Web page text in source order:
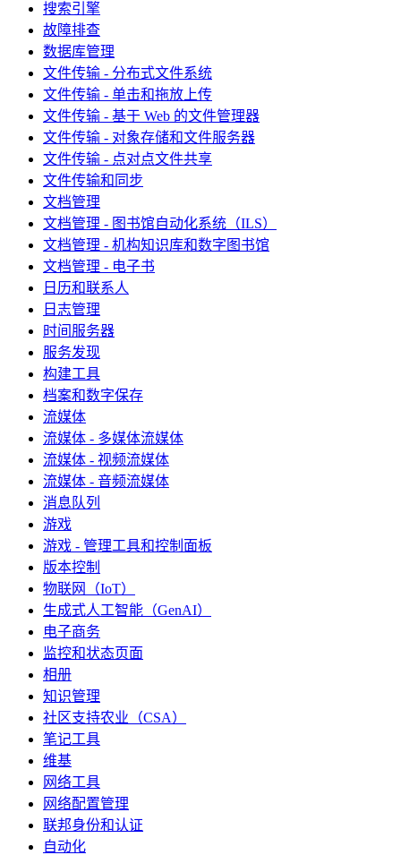
搜索引擎
故障排查
数据库管理
文件传输 - 分布式文件系统
文件传输 - 单击和拖放上传
文件传输 - 基于 Web 的文件管理器
文件传输 - 对象存储和文件服务器
文件传输 - 点对点文件共享
文件传输和同步
文档管理
文档管理 - 图书馆自动化系统（ILS）
文档管理 - 机构知识库和数字图书馆
文档管理 - 电子书
日历和联系人
日志管理
时间服务器
服务发现
构建工具
档案和数字保存
流媒体
流媒体 - 多媒体流媒体
流媒体 - 视频流媒体
流媒体 - 音频流媒体
消息队列
游戏
游戏 - 管理工具和控制面板
版本控制
物联网（IoT）
生成式人工智能（GenAI）
电子商务
监控和状态页面
相册
知识管理
社区支持农业（CSA）
笔记工具
维基
网络工具
网络配置管理
联邦身份和认证
自动化